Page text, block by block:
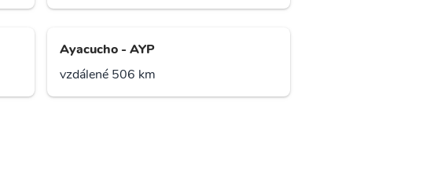
Ayacucho - AYP
vzdálené 506 km